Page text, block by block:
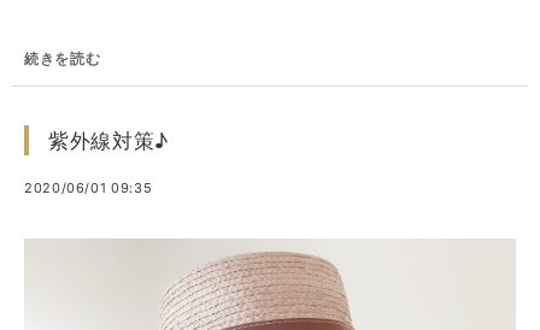
続きを読む
紫外線対策♪
2020/06/01 09:35